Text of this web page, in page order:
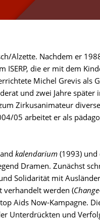
Alzette. Nachdem er
ISERP, die er mit dem
Michel Grevis als
und zwei Jahre
Zirkusanimateur
05 arbeitet er als
kalendarium (1993)
Dramen. Zunächst
Solidarität mit
verhandelt werden (
Aids Now-Kampagne.
Unterdrückten und